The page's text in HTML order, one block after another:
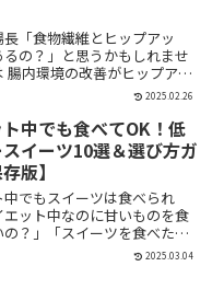
「食物繊維とヒップアッ
るの？」と思うかもしれませ
腸内環境の改善がヒップアッ
関わっている んです！食物繊
サポートし、栄養の吸収を最
とで、トレーニングの効果を
記事で...
2025.02.26
中でも食べてOK！低
イーツ10選＆選び方ガ
版】
中でもスイーツは食べられ
エット中なのに甘いものを食
？」「スイーツを食べたら
？」こんな疑問を持っている
ではないでしょうか？🤔おし
2025.03.04